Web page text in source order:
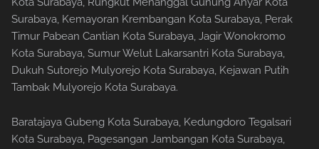
Surabaya, Kemayoran Krembangan Kota Surabaya, Perak
Timur Pabean Cantian Kota Surabaya, Jagir Wonokromo
Kota Surabaya, Sumur Welut Lakarsantri Kota Surabaya,
Dukuh Sutorejo Mulyorejo Kota Surabaya, Kejawan Putih
Tambak Mulyorejo Kota Surabaya.
Baratajaya Gubeng Kota Surabaya, Kedungdoro Tegalsari
Kota Surabaya, Pagesangan Jambangan Kota Surabaya,